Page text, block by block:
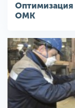
Оптимизация
ОМК